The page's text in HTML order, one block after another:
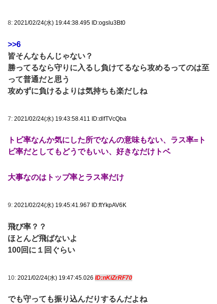
8: 2021/02/24(水) 19:44:38.495 ID:ogslu3Bt0
>>6
皆そんなもんじゃない？
勝ってるなら守りに入るし負けてるなら攻めるってのは至
って普通だと思う
攻めずに負けるよりは気持ちも楽だしね
7: 2021/02/24(水) 19:43:58.411 ID:dlfTVcQba
トビ率なんか気にした所でなんの意味もない、ラス率=ト
ビ率だとしてもどうでもいい、好きなだけトベ
大事なのはトップ率とラス率だけ
9: 2021/02/24(水) 19:45:41.967 ID:ftYkpAV6K
飛び率？？
ほとんど飛ばないよ
100回に１回ぐらい
10: 2021/02/24(水) 19:47:45.026 ID:nKiZrRF70
でも守っても振り込んだりするんだよね